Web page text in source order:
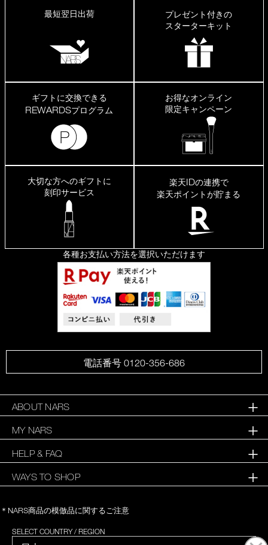
最短翌日出荷
プレゼント付きの
スターターキット
ギフトに交換できる
REWARDSプログラム
お得なオンライン
限定キャンペーン
大切な方へのギフトに
刻印サービス
楽天IDの連携で
楽天ポイントが貯まる
各種お支払い方法を選択いただけます
電話番号 0120-356-686
ABOUT NARS
MY NARS
HELP & FAQ
WAYS TO SHOP
＊NARS商品の模倣品に関するご注意
SELECT COUNTRY / REGION